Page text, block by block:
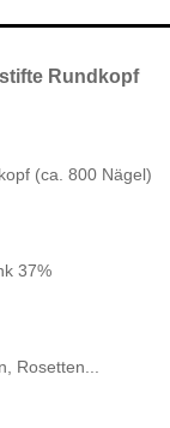
Rundkopf
(ca. 800 Nägel)
37%
Rosetten...